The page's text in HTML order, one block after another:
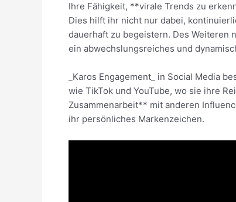
Ihre Fähigkeit, **virale Trends zu
Dies hilft ihr nicht nur dabei,
dauerhaft zu begeistern. Des Weiteren
ein abwechslungsreiches und
_Karos Engagement_ in Social Media
wie TikTok und YouTube, wo sie ihre
Zusammenarbeit** mit anderen
ihr persönliches Markenzeichen.